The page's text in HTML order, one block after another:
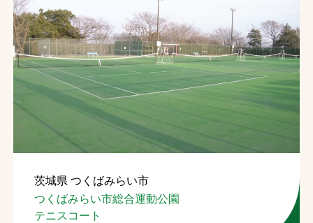
レポート
製品・サービス一覧
施工・管理実績一覧
会社概要
採用情報
検索
お問合せ
茨城県 つくばみらい市
つくばみらい市総合運動公園
テニスコート